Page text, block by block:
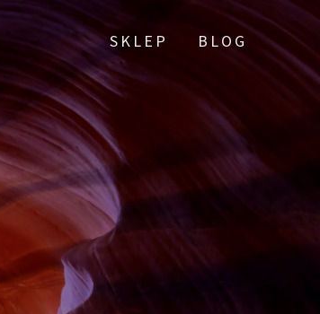
SKLEP BLOG